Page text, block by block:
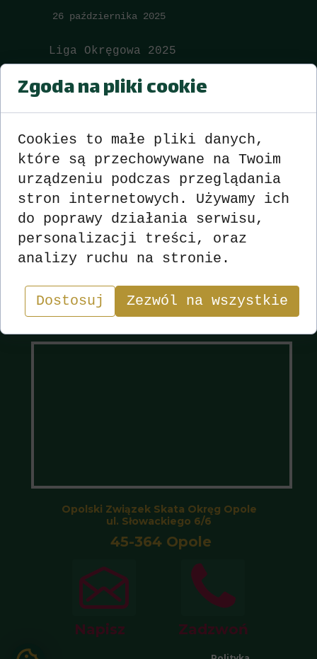
Wyniki Sekcja
26 października 2025
Liga Okręgowa 2025
I Kolejka Wyniki>>> zobacz
II Kolejka Wyniki zobacz
III Kolejka Wyniki >>> zobacz <<<
IV Kolejka Wyniki>>>
V Kolejka Wyniki>>> zobacz <<<
VI Kolejka Wyniki>>> zobacz <<<
"W skacie wygrywa nie ten, kto ma najlepsze karty,
lecz ten, kto najlepiej nimi gra.”
Zadzwoń
Napisz
Opolski Związek Skata Okręg Opole
ul. Słowackiego 6/6
45-364 Opole
Zgoda na pliki cookie
Cookies to małe pliki danych,
które są przechowywane na Twoim
urządzeniu podczas przeglądania
stron internetowych. Używamy ich
do poprawy działania serwisu,
personalizacji treści, oraz
analizy ruchu na stronie.
Dostosuj Zezwól na wszystkie